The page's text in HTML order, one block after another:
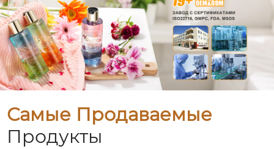
Самые Продаваемые
Продукты